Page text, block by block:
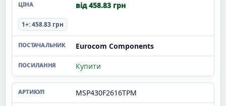
від 458.83 грн
1+: 458.83 грн
Eurocom Components
Купити
MSP430F2616TPM